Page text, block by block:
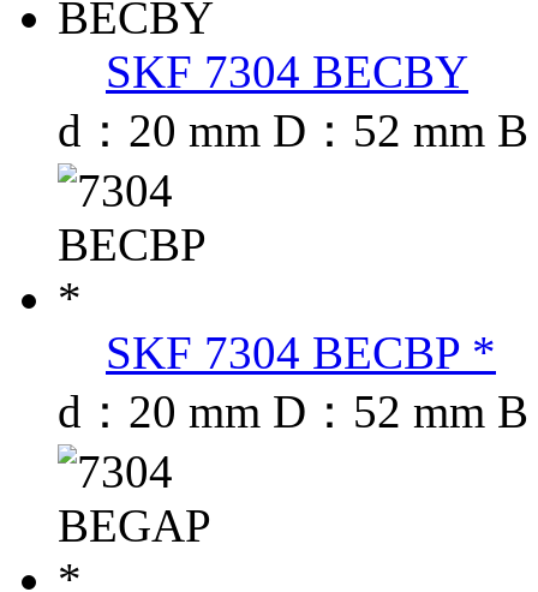
SKF 7304 BECBY
d：20 mm D：52 mm
SKF 7304 BECBP *
d：20 mm D：52 mm